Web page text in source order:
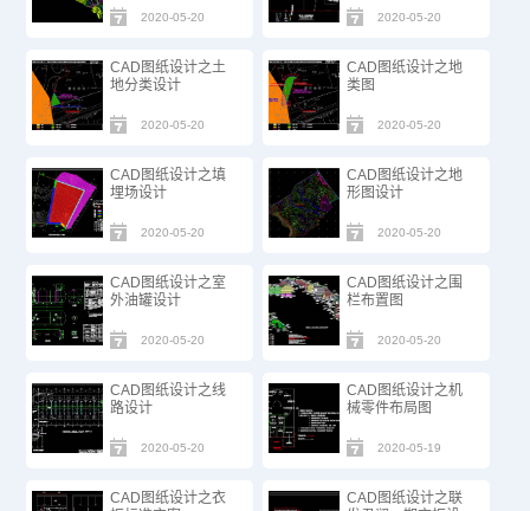
2020-05-20 2020-05-20
CAD图纸设计之土
地分类设计
2020-05-20
CAD图纸设计之地
类图
2020-05-20
CAD图纸设计之填
埋场设计
2020-05-20
CAD图纸设计之地
形图设计
2020-05-20
CAD图纸设计之室
外油罐设计
2020-05-20
CAD图纸设计之围
栏布置图
2020-05-20
CAD图纸设计之线
路设计
2020-05-20
CAD图纸设计之机
械零件布局图
2020-05-19
CAD图纸设计之衣
CAD图纸设计之联